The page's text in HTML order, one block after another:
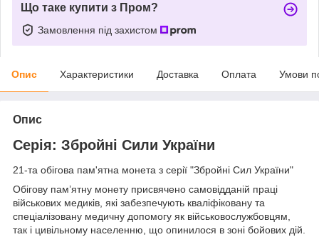
Що таке купити з Пром?
Замовлення під захистом
Опис Характеристики Доставка Оплата Умови
Опис
Серія: Збройні Сили України
21-та обігова пам'ятна монета з серії "Збройні Сил України"
Обігову пам’ятну монету присвячено самовідданій праці
військових медиків, які забезпечують кваліфіковану та
спеціалізовану медичну допомогу як військовослужбовцям,
так і цивільному населенню, що опинилося в зоні бойових дій.